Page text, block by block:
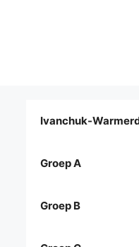
Ivanchuk-
Groep A
Groep B